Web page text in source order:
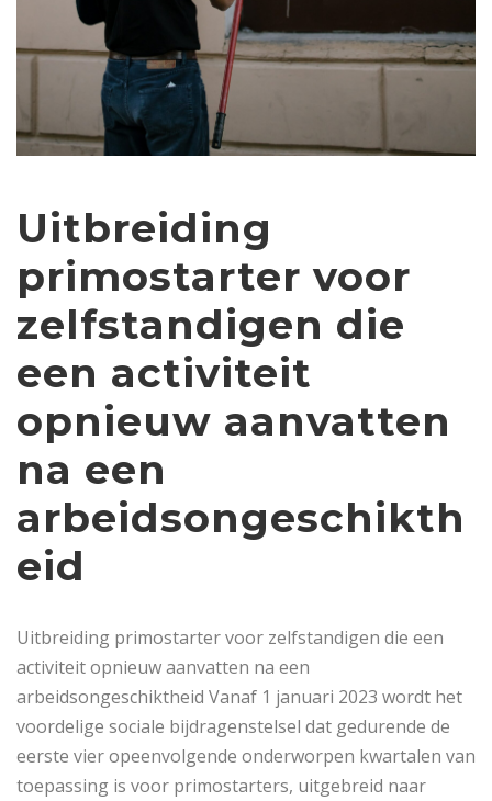
Uitbreiding
primostarter voor
zelfstandigen die
een activiteit
opnieuw aanvatten
na een
arbeidsongeschikth
eid
Uitbreiding primostarter voor zelfstandigen die een
activiteit opnieuw aanvatten na een
arbeidsongeschiktheid Vanaf 1 januari 2023 wordt het
voordelige sociale bijdragenstelsel dat gedurende de
eerste vier opeenvolgende onderworpen kwartalen van
toepassing is voor primostarters, uitgebreid naar